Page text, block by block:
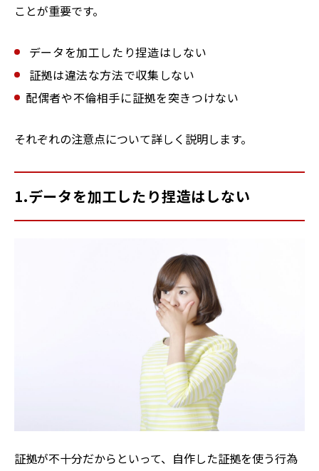
ことが重要です。
データを加工したり捏造はしない
証拠は違法な方法で収集しない
配偶者や不倫相手に証拠を突きつけない
それぞれの注意点について詳しく説明します。
1.データを加工したり捏造はしない
証拠が不十分だからといって、自作した証拠を使う行為